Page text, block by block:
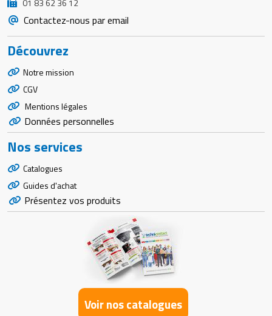
01 83 62 36 12
Contactez-nous par email
Découvrez
Notre mission
CGV
Mentions légales
Données personnelles
Nos services
Catalogues
Guides d'achat
Présentez vos produits
Voir nos catalogues